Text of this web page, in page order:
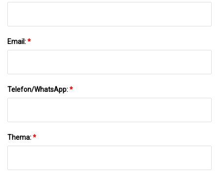
Email:*
Telefon/WhatsApp:*
Thema:*